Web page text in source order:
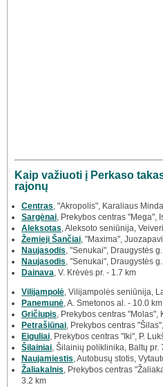
Kaip važiuoti į Perkaso
rajonų
Centras, "Akropolis", Karaliaus
Sargėnai, Prekybos centras "Mega",
Aleksotas, Aleksoto seniūnija,
Žemieji Šančiai, "Maxima",
Naujasodis, "Senukai", Draugystės
Naujasodis, "Senukai", Draugystės
Dainava, V. Krėvės pr. - 1.7 km
Vilijampolė, Vilijampolės seniūnija,
Panemunė, A. Smetonos al. - 10.0 km
Gričiupis, Prekybos centras "Molas",
Petrašiūnai, Prekybos centras
Eiguliai, Prekybos centras "Iki", P.
Šilainiai, Šilainių poliklinika, Baltų pr.
Naujamiestis, Autobusų stotis,
Žaliakalnis, Prekybos centras
3.2 km